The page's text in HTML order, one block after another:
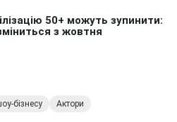
бізнесу Актори